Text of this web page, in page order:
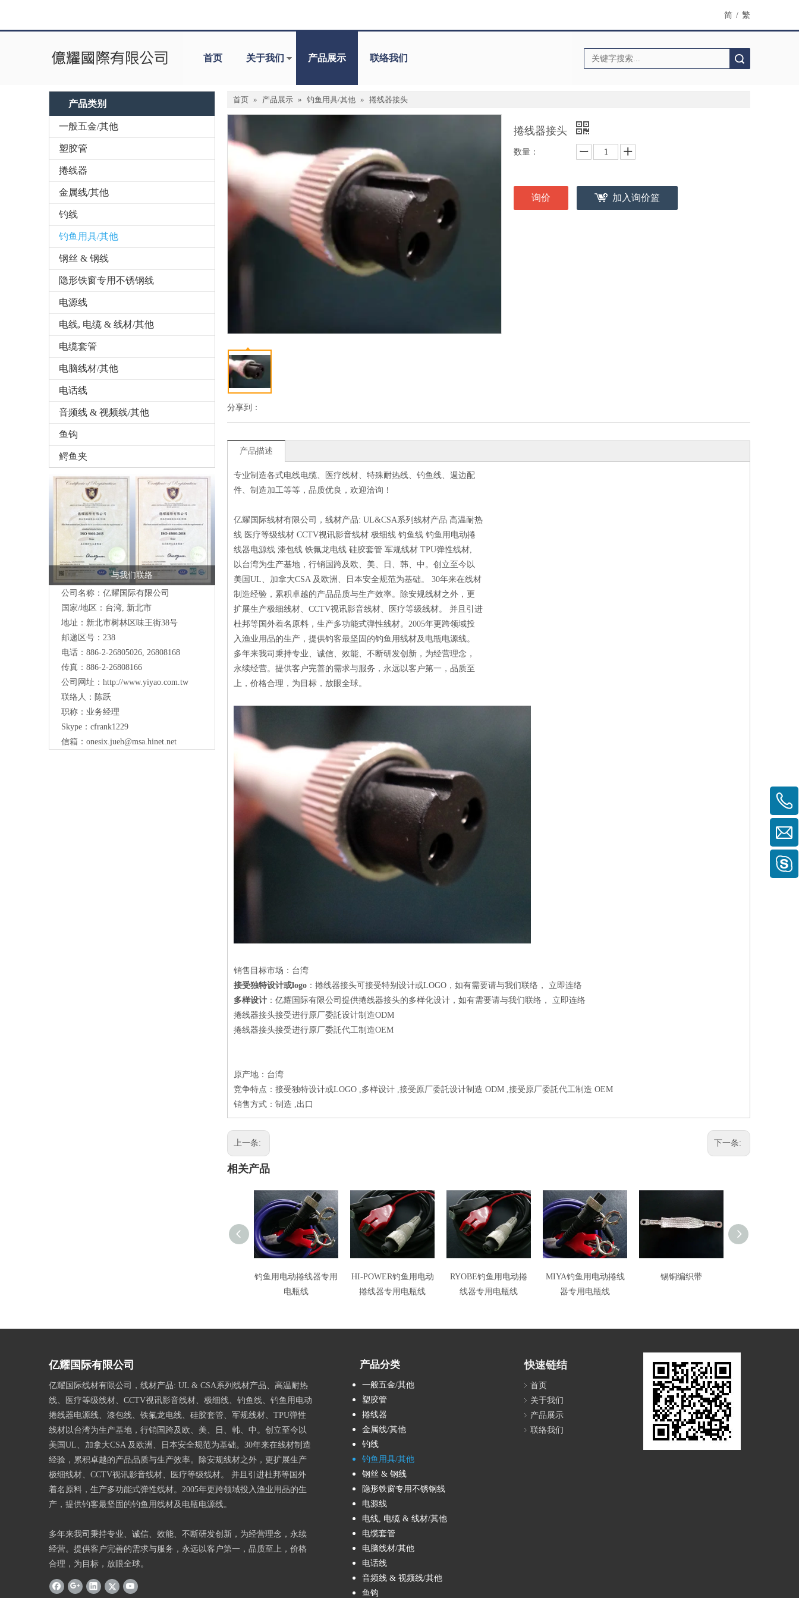
简 / 繁
首页 关于我们 产品展示 联络我们
产品类别
一般五金/其他
塑胶管
捲线器
金属线/其他
钓线
钓鱼用具/其他
钢丝 & 钢线
隐形铁窗专用不锈钢线
电源线
电线, 电缆 & 线材/其他
电缆套管
电脑线材/其他
电话线
音频线 & 视频线/其他
鱼钩
鳄鱼夹
与我们联络
公司名称：亿耀国际有限公司
国家/地区：台湾, 新北市
地址：新北市树林区味王街38号
邮递区号：238
电话：886-2-26805026, 26808168
传真：886-2-26808166
公司网址： http://www.yiyao.com.tw
联络人：陈跃
职称：业务经理
Skype：cfrank1229
信箱： onesix.jueh@msa.hinet.net
首页 » 产品展示 » 钓鱼用具/其他 » 捲线器接头
分享到：
捲线器接头
数量：
询价 加入询价篮
产品描述
专业制造各式电线电缆、医疗线材、特殊耐热线、钓鱼线、週边配
件、制造加工等等，品质优良，欢迎洽询！
亿耀国际线材有限公司，线材产品: UL&CSA系列线材产品 高温耐热
线 医疗等级线材 CCTV视讯影音线材 极细线 钓鱼线 钓鱼用电动捲
线器电源线 漆包线 铁氟龙电线 硅胶套管 军规线材 TPU弹性线材,
以台湾为生产基地，行销国跨及欧、美、日、韩、中。创立至今以
美国UL、加拿大CSA 及欧洲、日本安全规范为基础。 30年来在线材
制造经验，累积卓越的产品品质与生产效率。除安规线材之外，更
扩展生产极细线材、CCTV视讯影音线材、医疗等级线材。 并且引进
杜邦等国外着名原料，生产多功能式弹性线材。2005年更跨领域投
入渔业用品的生产，提供钓客最坚固的钓鱼用线材及电瓶电源线。
多年来我司秉持专业、诚信、效能、不断研发创新，为经营理念，
永续经营。提供客户完善的需求与服务，永远以客户第一，品质至
上，价格合理，为目标，放眼全球。
销售目标市场：台湾
接受独特设计或logo ：捲线器接头可接受特别设计或LOGO，如有需要请与我们联络， 立即连络
多样设计 ：亿耀国际有限公司提供捲线器接头的多样化设计，如有需要请与我们联络， 立即连络
捲线器接头接受进行原厂委託设计制造ODM
捲线器接头接受进行原厂委託代工制造OEM
原产地：台湾
竞争特点：接受独特设计或LOGO ,多样设计 ,接受原厂委託设计制造 ODM ,接受原厂委託代工制造 OEM
销售方式：制造 ,出口
上一条: 下一条:
相关产品
钓鱼用电动捲线器专用
电瓶线
HI-POWER钓鱼用电动
捲线器专用电瓶线
RYOBE钓鱼用电动捲
线器专用电瓶线
MIYA钓鱼用电动捲线
器专用电瓶线
锡铜编织带
亿耀国际有限公司
亿耀国际线材有限公司，线材产品: UL & CSA系列线材产品、高温耐热
线、医疗等级线材、CCTV视讯影音线材、极细线、钓鱼线、钓鱼用电动
捲线器电源线、漆包线、铁氟龙电线、硅胶套管、军规线材、TPU弹性
线材以台湾为生产基地，行销国跨及欧、美、日、韩、中。创立至今以
美国UL、加拿大CSA 及欧洲、日本安全规范为基础。30年来在线材制造
经验，累积卓越的产品品质与生产效率。除安规线材之外，更扩展生产
极细线材、CCTV视讯影音线材、医疗等级线材。 并且引进杜邦等国外
着名原料，生产多功能式弹性线材。2005年更跨领域投入渔业用品的生
产，提供钓客最坚固的钓鱼用线材及电瓶电源线。
多年来我司秉持专业、诚信、效能、不断研发创新，为经营理念，永续
经营。提供客户完善的需求与服务，永远以客户第一，品质至上，价格
合理，为目标，放眼全球。
产品分类
一般五金/其他
塑胶管
捲线器
金属线/其他
钓线
钓鱼用具/其他
钢丝 & 钢线
隐形铁窗专用不锈钢线
电源线
电线, 电缆 & 线材/其他
电缆套管
电脑线材/其他
电话线
音频线 & 视频线/其他
鱼钩
快速链结
首页
关于我们
产品展示
联络我们